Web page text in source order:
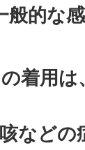
般的な
着用
などの